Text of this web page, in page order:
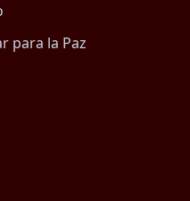
para la Paz